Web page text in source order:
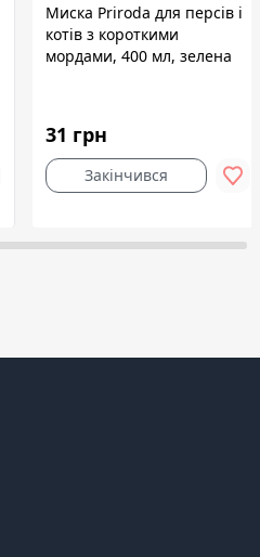
Миска Priroda для персів і
котів з короткими
мордами, 400 мл, зелена
31 грн
Закінчився